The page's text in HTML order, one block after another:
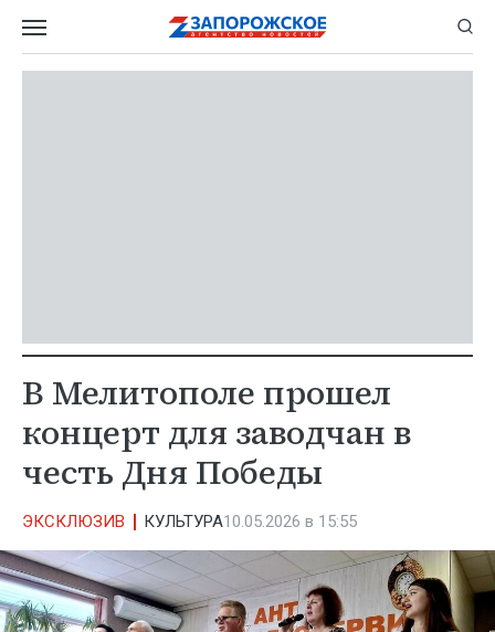
В Мелитополе прошел
концерт для заводчан в
честь Дня Победы
ЭКСКЛЮЗИВ КУЛЬТУРА10.05.2026 в 15:55